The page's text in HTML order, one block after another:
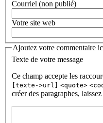
Courriel (non publié)
Votre site web
Ajoutez votre commentaire
Texte de votre message
Ce champ accepte les
[texte->url] <quote>
créer des paragraphes,